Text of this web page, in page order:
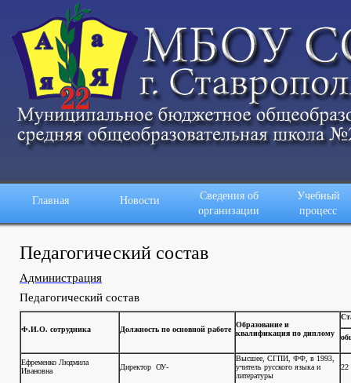
Главная Новости Сведения об
организации
Учебный
процесс
Педагогический состав
Администрация
Педагогический состав
Ф.И.О. сотрудника Должность по основной работе
Образование и
квалификация по диплому
Ефременко Людмила
Ивановна
Директор ОУ-
Высшее, СГПИ, ФФ, в 1993,
учитель русского языка и
литературы
22